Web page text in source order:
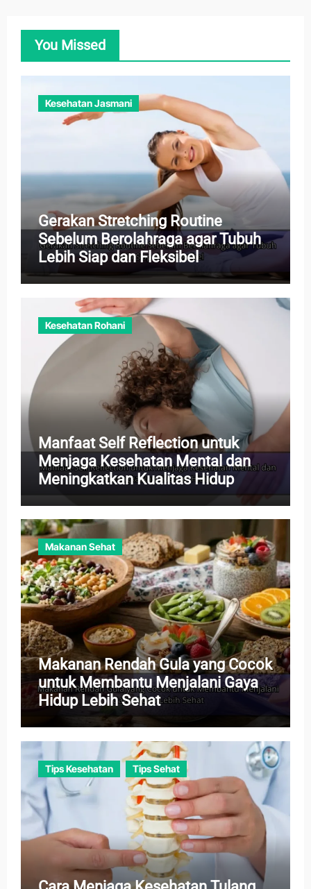
You Missed
Kesehatan Jasmani
Gerakan Stretching Routine
Sebelum Berolahraga agar Tubuh
Lebih Siap dan Fleksibel
Kesehatan Rohani
Manfaat Self Reflection untuk
Menjaga Kesehatan Mental dan
Meningkatkan Kualitas Hidup
Makanan Sehat
Makanan Rendah Gula yang Cocok
untuk Membantu Menjalani Gaya
Hidup Lebih Sehat
Tips Kesehatan Tips Sehat